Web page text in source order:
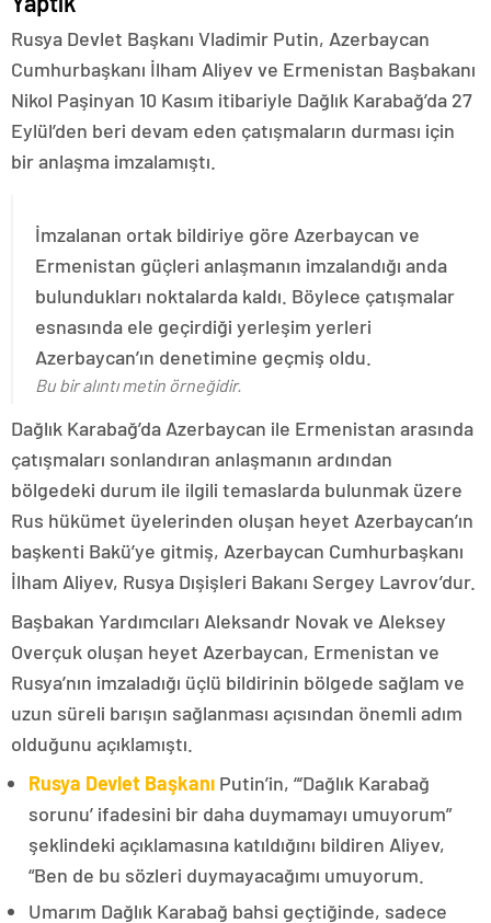
Rusya Devlet Başkanı Vladimir Putin, Azerbaycan
Cumhurbaşkanı İlham Aliyev ve Ermenistan Başbakanı
Nikol Paşinyan 10 Kasım itibariyle Dağlık Karabağ’da 27
Eylül’den beri devam eden çatışmaların durması için
bir anlaşma imzalamıştı.
İmzalanan ortak bildiriye göre Azerbaycan ve
Ermenistan güçleri anlaşmanın imzalandığı anda
bulundukları noktalarda kaldı. Böylece çatışmalar
esnasında ele geçirdiği yerleşim yerleri
Azerbaycan’ın denetimine geçmiş oldu.
Bu bir alıntı metin örneğidir.
Dağlık Karabağ’da Azerbaycan ile Ermenistan arasında
çatışmaları sonlandıran anlaşmanın ardından
bölgedeki durum ile ilgili temaslarda bulunmak üzere
Rus hükümet üyelerinden oluşan heyet Azerbaycan’ın
başkenti Bakü’ye gitmiş, Azerbaycan Cumhurbaşkanı
İlham Aliyev, Rusya Dışişleri Bakanı Sergey Lavrov’dur.
Başbakan Yardımcıları Aleksandr Novak ve Aleksey
Overçuk oluşan heyet Azerbaycan, Ermenistan ve
Rusya’nın imzaladığı üçlü bildirinin bölgede sağlam ve
uzun süreli barışın sağlanması açısından önemli adım
olduğunu açıklamıştı.
Rusya Devlet Başkanı Putin’in, “‘Dağlık Karabağ
sorunu’ ifadesini bir daha duymamayı umuyorum”
şeklindeki açıklamasına katıldığını bildiren Aliyev,
“Ben de bu sözleri duymayacağımı umuyorum.
Umarım Dağlık Karabağ bahsi geçtiğinde, sadece